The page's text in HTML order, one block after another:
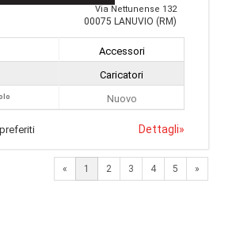
Via Nettunense 132
00075 LANUVIO (RM)
Accessori
Caricatori
Nuovo
Dettagli»
« 1 2 3 4 5 »